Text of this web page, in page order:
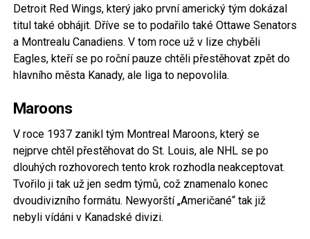
Detroit Red Wings, který jako první americký tým dokázal
titul také obhájit. Dříve se to podařilo také Ottawe Senators
a Montrealu Canadiens. V tom roce už v lize chyběli
Eagles, kteří se po roční pauze chtěli přestěhovat zpět do
hlavního města Kanady, ale liga to nepovolila.
Maroons
V roce 1937 zanikl tým Montreal Maroons, který se
nejprve chtěl přestěhovat do St. Louis, ale NHL se po
dlouhých rozhovorech tento krok rozhodla neakceptovat.
Tvořilo ji tak už jen sedm týmů, což znamenalo konec
dvoudivizního formátu. Newyorští „Američané“ tak již
nebyli vídáni v Kanadské divizi.